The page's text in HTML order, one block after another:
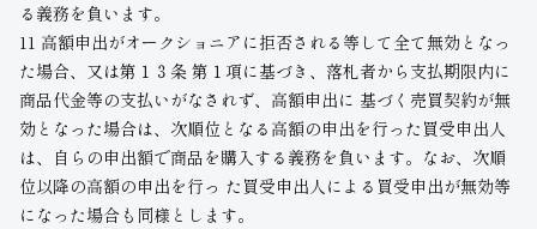
る義務を負います。
11 高額申出がオークショニアに拒否される等して全て無効となっ
た場合、又は第１３条 第１項に基づき、落札者から支払期限内に
商品代金等の支払いがなされず、高額申出に 基づく売買契約が無
効となった場合は、次順位となる高額の申出を行った買受申出人
は、自らの申出額で商品を購入する義務を負います。なお、次順
位以降の高額の申出を行っ た買受申出人による買受申出が無効等
になった場合も同様とします。